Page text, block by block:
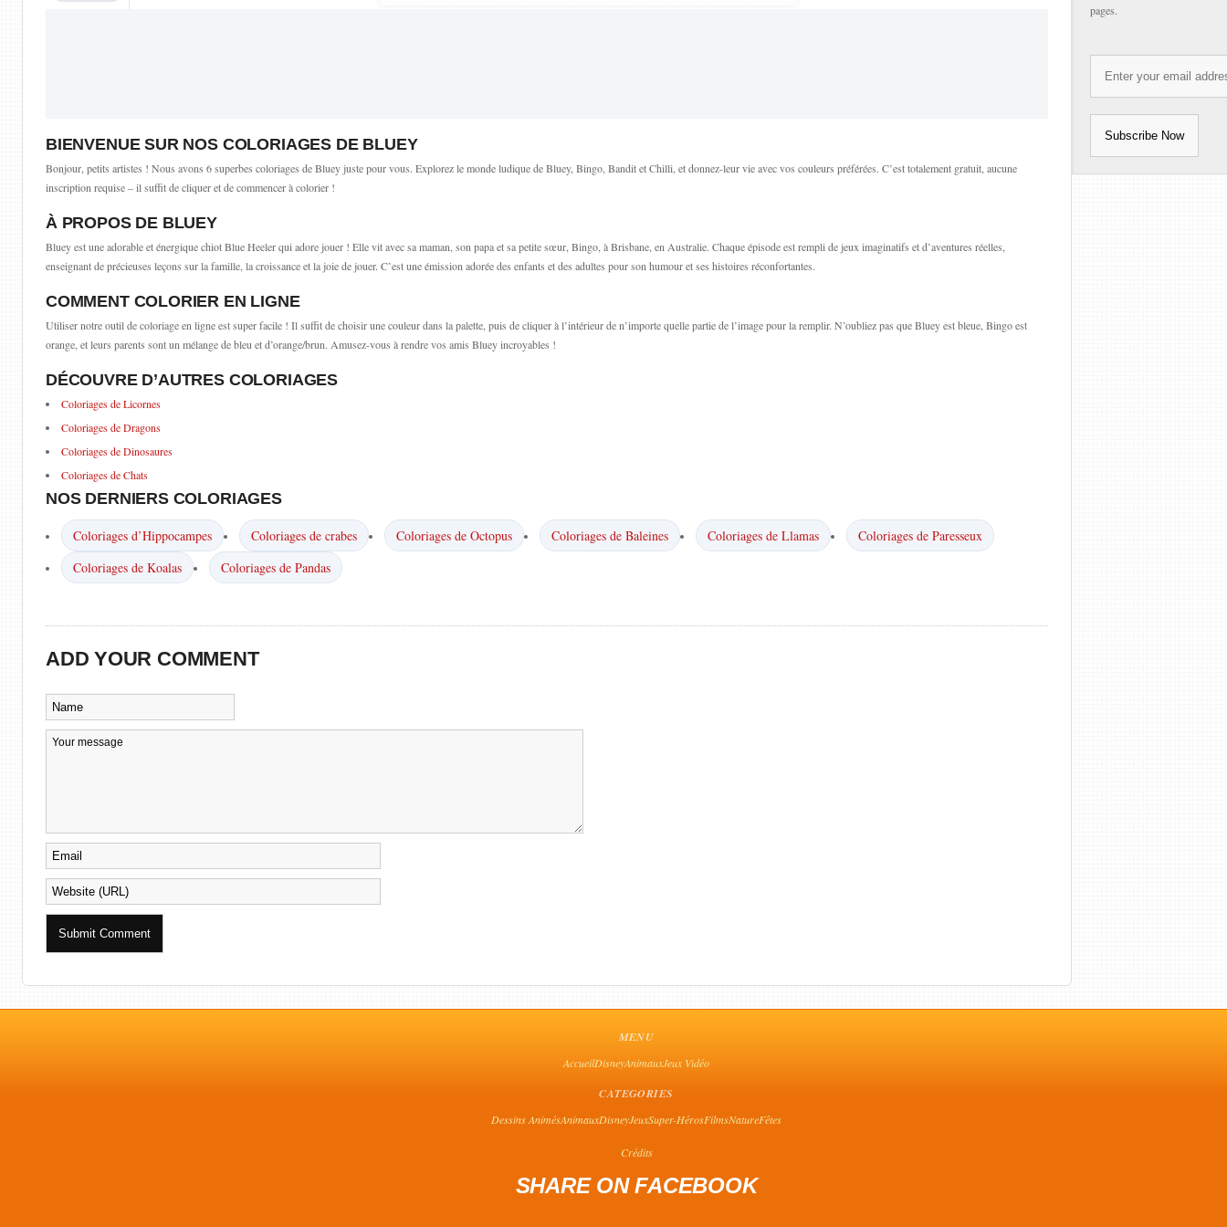
BIENVENUE SUR NOS COLORIAGES DE BLUEY
Bonjour, petits artistes ! Nous avons 6 superbes coloriages de Bluey juste pour vous. Explorez le monde ludique de Bluey, Bingo, Bandit et Chilli, et donnez-leur vie avec vos couleurs préférées. C’est totalement gratuit, aucune
inscription requise – il suffit de cliquer et de commencer à colorier !
À PROPOS DE BLUEY
Bluey est une adorable et énergique chiot Blue Heeler qui adore jouer ! Elle vit avec sa maman, son papa et sa petite sœur, Bingo, à Brisbane, en Australie. Chaque épisode est rempli de jeux imaginatifs et d’aventures réelles,
enseignant de précieuses leçons sur la famille, la croissance et la joie de jouer. C’est une émission adorée des enfants et des adultes pour son humour et ses histoires réconfortantes.
COMMENT COLORIER EN LIGNE
Utiliser notre outil de coloriage en ligne est super facile ! Il suffit de choisir une couleur dans la palette, puis de cliquer à l’intérieur de n’importe quelle partie de l’image pour la remplir. N’oubliez pas que Bluey est bleue, Bingo est
orange, et leurs parents sont un mélange de bleu et d’orange/brun. Amusez-vous à rendre vos amis Bluey incroyables !
DÉCOUVRE D’AUTRES COLORIAGES
Coloriages de Licornes
Coloriages de Dragons
Coloriages de Dinosaures
Coloriages de Chats
NOS DERNIERS COLORIAGES
Coloriages d’Hippocampes Coloriages de crabes Coloriages de Octopus Coloriages de Baleines Coloriages de Llamas
Coloriages de Paresseux
Coloriages de Koalas
Coloriages de Pandas
ADD YOUR COMMENT
pages.
MENU
AccueilDisneyAnimauxJeux Vidéo
CATEGORIES
Dessins AnimésAnimauxDisneyJeuxSuper-HérosFilmsNatureFêtes
Crédits
SHARE ON FACEBOOK